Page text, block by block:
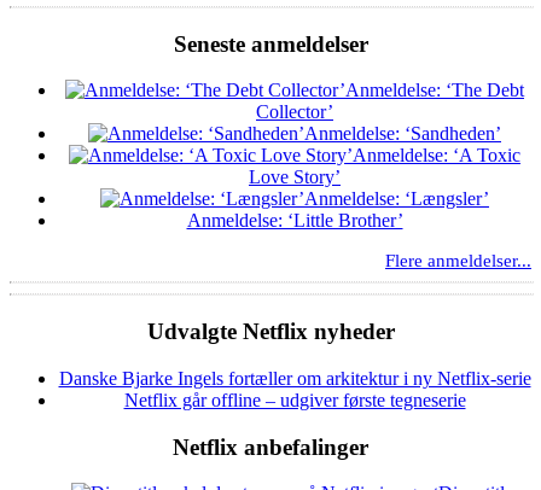
Seneste anmeldelser
Anmeldelse: ‘The Debt
Collector’
Anmeldelse: ‘Sandheden’
Anmeldelse: ‘A Toxic
Love Story’
Anmeldelse: ‘Længsler’
Anmeldelse: ‘Little Brother’
Flere anmeldelser...
Udvalgte Netflix nyheder
Danske Bjarke Ingels fortæller om arkitektur i ny Netflix-serie
Netflix går offline – udgiver første tegneserie
Netflix anbefalinger